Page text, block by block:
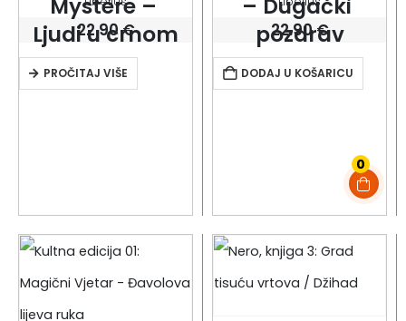
0
Mystère –
Ljudi u crnom
22.90€
PROČITAJ VIŠE
– Dugački
pozdrav
22.90€
DODAJ U KOŠARICU